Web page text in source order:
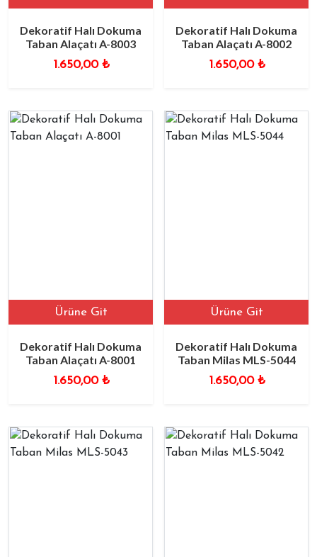
Dekoratif Halı Dokuma
Taban Alaçatı A-8003
1.650,00 ₺
Dekoratif Halı Dokuma
Taban Alaçatı A-8002
1.650,00 ₺
Ürüne Git
Dekoratif Halı Dokuma
Taban Alaçatı A-8001
1.650,00 ₺
Ürüne Git
Dekoratif Halı Dokuma
Taban Milas MLS-5044
1.650,00 ₺